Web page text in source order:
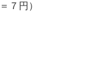
７円）